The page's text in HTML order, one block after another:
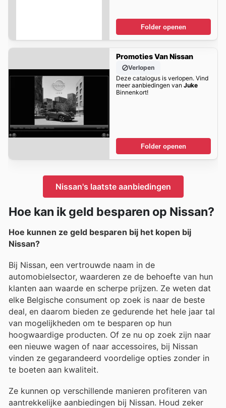
Folder openen
Promoties Van Nissan
Verlopen
Deze catalogus is verlopen. Vind
meer aanbiedingen van Juke
Binnenkort!
Folder openen
Nissan's laatste aanbiedingen
Hoe kan ik geld besparen op Nissan?
Hoe kunnen ze geld besparen bij het kopen bij
Nissan?
Bij Nissan, een vertrouwde naam in de
automobielsector, waarderen ze de behoefte van hun
klanten aan waarde en scherpe prijzen. Ze weten dat
elke Belgische consument op zoek is naar de beste
deal, en daarom bieden ze gedurende het hele jaar tal
van mogelijkheden om te besparen op hun
hoogwaardige producten. Of ze nu op zoek zijn naar
een nieuwe wagen of naar accessoires, bij Nissan
vinden ze gegarandeerd voordelige opties zonder in
te boeten aan kwaliteit.
Ze kunnen op verschillende manieren profiteren van
aantrekkelijke aanbiedingen bij Nissan. Houd zeker